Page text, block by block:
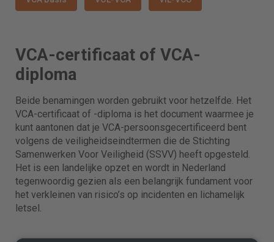
VCA-certificaat of VCA-
diploma
Beide benamingen worden gebruikt voor hetzelfde. Het
VCA-certificaat of -diploma is het document waarmee je
kunt aantonen dat je VCA-persoonsgecertificeerd bent
volgens de veiligheidseindtermen die de Stichting
Samenwerken Voor Veiligheid (SSVV) heeft opgesteld.
Het is een landelijke opzet en wordt in Nederland
tegenwoordig gezien als een belangrijk fundament voor
het verkleinen van risico’s op incidenten en lichamelijk
letsel.